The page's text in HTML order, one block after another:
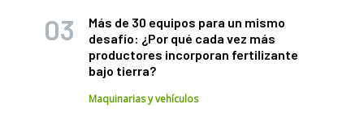
Más de 30 equipos para un mismo
desafío: ¿Por qué cada vez más
productores incorporan fertilizante
bajo tierra?
Maquinarias y vehículos